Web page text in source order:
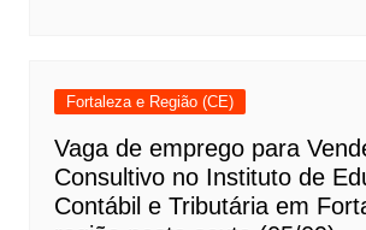
Fortaleza e Região (CE)
Vaga de emprego para
Consultivo no Instituto de
Contábil e Tributária em